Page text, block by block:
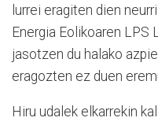
lurrei eragiten dien
Energia Eolikoaren LPS
jasotzen du halako
eragozten ez duen
Hiru udalek elkarrekin